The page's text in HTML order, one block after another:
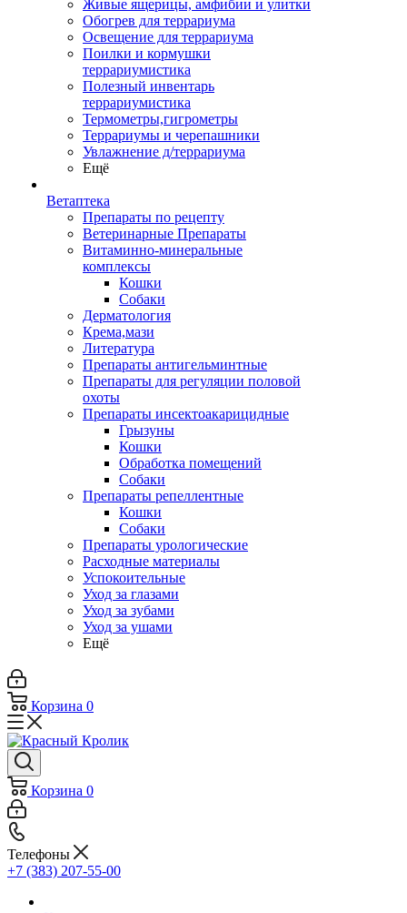
Живые ящерицы, амфибии и улитки
Обогрев для террариума
Освещение для террариума
Поилки и кормушки
террариумистика
Полезный инвентарь
террариумистика
Термометры,гигрометры
Террариумы и черепашники
Увлажнение д/террариума
Ещё
Ветаптека
Препараты по рецепту
Ветеринарные Препараты
Витаминно-минеральные
комплексы
Кошки
Собаки
Дерматология
Крема,мази
Литература
Препараты антигельминтные
Препараты для регуляции половой
охоты
Препараты инсектоакарицидные
Грызуны
Кошки
Обработка помещений
Собаки
Препараты репеллентные
Кошки
Собаки
Препараты урологические
Расходные материалы
Успокоительные
Уход за глазами
Уход за зубами
Уход за ушами
Ещё
Корзина 0
Корзина 0
Телефоны
+7 (383) 207-55-00